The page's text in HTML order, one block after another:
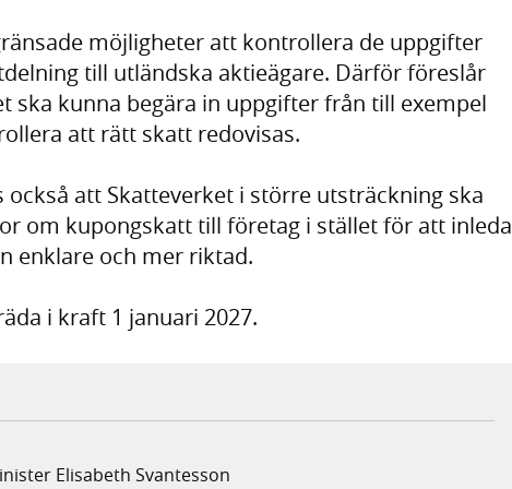
möjligheter att kontrollera de uppgifter
till utländska aktieägare. Därför föreslår
ska kunna begära in uppgifter från till exempel
att rätt skatt redovisas.
också att Skatteverket i större utsträckning ska
om kupongskatt till företag i stället för att inleda
enklare och mer riktad.
i kraft 1 januari 2027.
Elisabeth Svantesson